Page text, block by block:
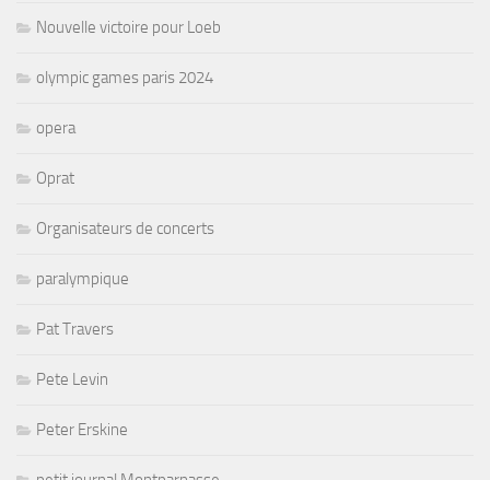
Nouvelle victoire pour Loeb
olympic games paris 2024
opera
Oprat
Organisateurs de concerts
paralympique
Pat Travers
Pete Levin
Peter Erskine